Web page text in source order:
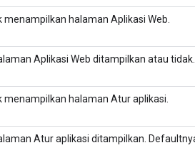
menampilkan halaman Aplikasi Web.
Aplikasi Web ditampilkan atau
menampilkan halaman Atur aplikasi.
Atur aplikasi ditampilkan.